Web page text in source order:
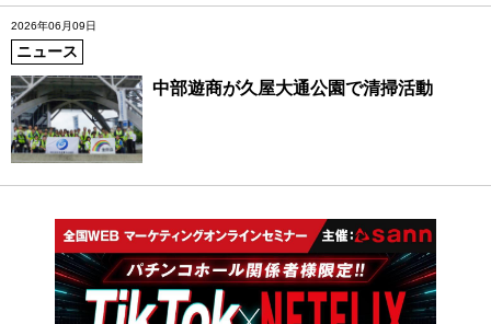
2026年06月09日
ニュース
中部遊商が久屋大通公園で清掃活動